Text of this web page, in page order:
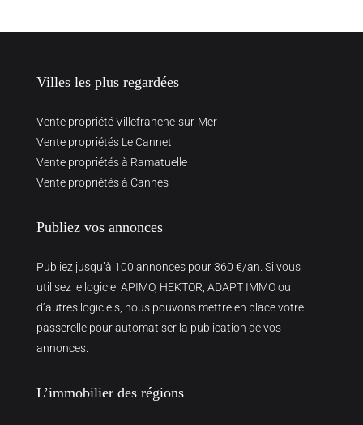
Villes les plus regardées
Vente propriété Villefranche-sur-Mer
Vente propriétés Le Cannet
Vente propriétés à Ramatuelle
Vente propriétés à Cannes
Publiez vos annonces
Publiez jusqu’à 100 annonces pour 360 €/an. Si vous
utilisez le logiciel APIMO, HEKTOR, ADAPT IMMO ou
d’autres logiciels, nous pouvons mettre en place votre
passerelle pour automatiser la publication de vos
annonces.
L’immobilier des régions